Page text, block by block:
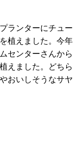
ランターにチュー
植えました。今年
センターさんから
えました。どちら
おいしそうなサヤ